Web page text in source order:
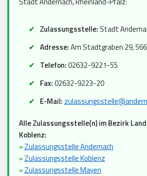
Zulassungsstelle: Stadt
Adresse:Am Stadtgraben 29,
Telefon:02632-9221-55
Fax:02632-9223-20
E-Mail:
Alle Zulassungsstelle(n) im Bezirk
Koblenz:
»Zulassungsstelle Andernach
»Zulassungsstelle Koblenz
»Zulassungsstelle Mayen